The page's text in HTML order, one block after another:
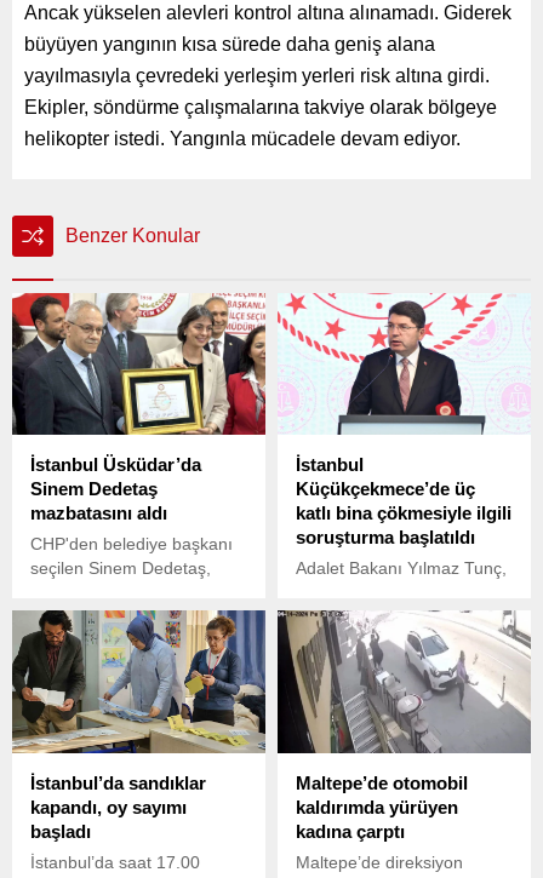
Ancak yükselen alevleri kontrol altına alınamadı. Giderek
büyüyen yangının kısa sürede daha geniş alana
yayılmasıyla çevredeki yerleşim yerleri risk altına girdi.
Ekipler, söndürme çalışmalarına takviye olarak bölgeye
helikopter istedi. Yangınla mücadele devam ediyor.
Benzer Konular
İstanbul Üsküdar’da
Sinem Dedetaş
mazbatasını aldı
CHP'den belediye başkanı
seçilen Sinem Dedetaş,
aldı. Dedetaş, Üsküdar'ın ilk
kadın belediye başkanı
oldu.
İstanbul
Küçükçekmece’de üç
katlı bina çökmesiyle ilgili
soruşturma başlatıldı
Adalet Bakanı Yılmaz Tunç,
üç katlı binanın çökmesi
olayıyla ilgili soruşturma
başlatıldığını ve bir
başsavcıvekili, bir
Cumhuriyet savcısı ve 3
kişilik bir bilirkişi heyetinin
Soruşturma titizlikle
yürütülmektedir.
İstanbul’da sandıklar
kapandı, oy sayımı
başladı
İstanbul’da saat 17.00
Maltepe’de otomobil
kaldırımda yürüyen
kadına çarptı
Maltepe’de direksiyon